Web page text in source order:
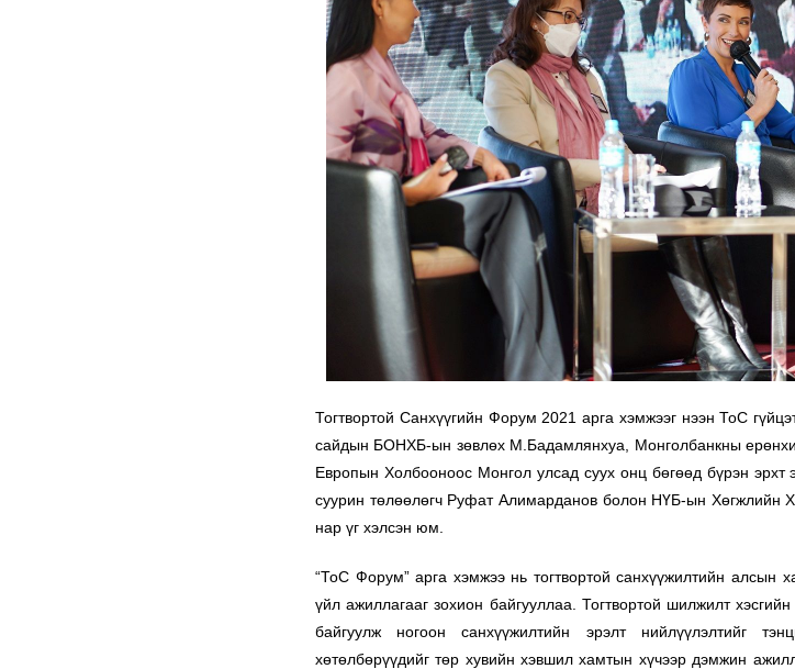
Тогтвортой Санхүүгийн Форум 2021 арга хэмжээг нээн ТоС
сайдын БОНХБ-ын зөвлөх М.Бадамлянхуа, Монголбанкны
Европын Холбооноос Монгол улсад суух онц бөгөөд бүрэн
суурин төлөөлөгч Руфат Алимарданов болон НҮБ-ын Хөгжлийн
нар үг хэлсэн юм.
“ТоС Форум” арга хэмжээ нь тогтвортой санхүүжилтийн алсын
үйл ажиллагааг зохион байгууллаа. Тогтвортой шилжилт
байгуулж ногоон санхүүжилтийн эрэлт нийлүүлэлтийг
хөтөлбөрүүдийг төр хувийн хэвшил хамтын хүчээр дэмжин